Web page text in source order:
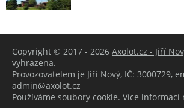
Copyright © 2017 - 2026 Axolot.cz - Jiří
vyhrazena.
Provozovatelem je Jiří Nový, IČ: 3000729,
admin@axolot.cz
Používáme soubory cookie. Více informací